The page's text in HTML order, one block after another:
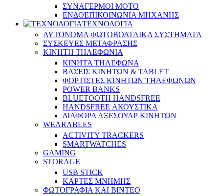
ΣΥΝΑΓΕΡΜΟΙ ΜΟΤΟ
ΕΝΔΟΕΠΙΚΟΙΝΩΝΙΑ ΜΗΧΑΝΗΣ
ΤΕΧΝΟΛΟΓΙΑ
ΑΥΤΟΝΟΜΑ ΦΩΤΟΒΟΛΤΑΙΚΑ ΣΥΣΤΗΜΑΤΑ
ΣΥΣΚΕΥΕΣ ΜΕΤΑΦΡΑΣΗΣ
ΚΙΝΗΤΗ ΤΗΛΕΦΩΝΙΑ
ΚΙΝΗΤΑ ΤΗΛΕΦΩΝΑ
ΒΑΣΕΙΣ ΚΙΝΗΤΩΝ & TABLET
ΦΟΡΤΙΣΤΕΣ ΚΙΝΗΤΩΝ ΤΗΛΕΦΩΝΩΝ
POWER BANKS
BLUETOOTH HANDSFREE
HANDSFREE ΑΚΟΥΣΤΙΚΑ
ΔΙΑΦΟΡΑ ΑΞΕΣΟΥΑΡ ΚΙΝΗΤΩΝ
WEARABLES
ACTIVITY TRACKERS
SMARTWATCHES
GAMING
STORAGE
USB STICK
ΚΑΡΤΕΣ ΜΝΗΜΗΣ
ΦΩΤΟΓΡΑΦΙΑ ΚΑΙ ΒΙΝΤΕΟ